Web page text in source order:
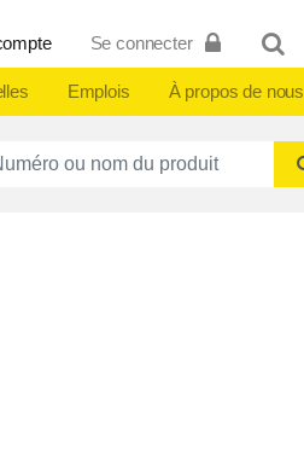
Se connecter
Emplois À propos de nous
of naam